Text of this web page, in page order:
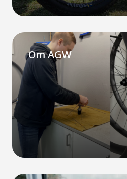
Om AGW